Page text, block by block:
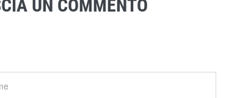
UN COMMENTO